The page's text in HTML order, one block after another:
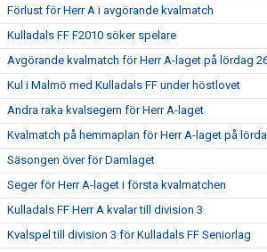
Förlust för Herr A i avgörande kvalmatch
Kulladals FF F2010 söker spelare
Avgörande kvalmatch för Herr A-laget på lördag
Kul i Malmö med Kulladals FF under höstlovet
Andra raka kvalsegern för Herr A-laget
Kvalmatch på hemmaplan för Herr A-laget på
Säsongen över för Damlaget
Seger för Herr A-laget i första kvalmatchen
Kulladals FF Herr A kvalar till division 3
Kvalspel till division 3 för Kulladals FF Seniorlag